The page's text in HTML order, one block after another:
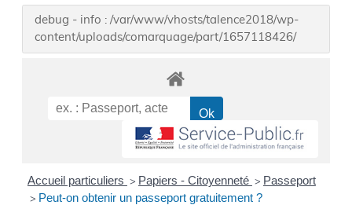
debug - info : /var/www/vhosts/talence2018/wp-
content/uploads/comarquage/part/1657118426/
Accueil particuliers > Papiers - Citoyenneté > Passeport
> Peut-on obtenir un passeport gratuitement ?